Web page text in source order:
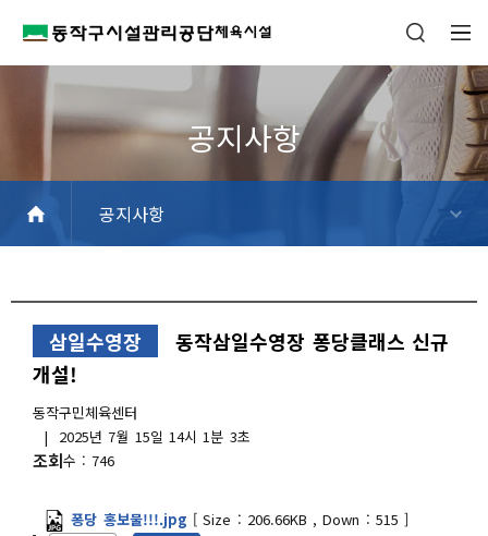
공지사항
삼일수영장
동작삼일수영장 퐁당클래스 신규
개설!
작
성
자
동작구민체육센터
작
성
2025년 7월 15일 14시 1분 3초
조회 746
퐁당 홍보물!!!.jpg [ Size : 206.66KB ,Down :515 ]